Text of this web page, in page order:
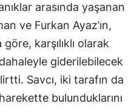
arasında yaşanan
ve Furkan Ayaz’ın,
karşılıklı olarak
giderilebilecek
Savcı, iki tarafın da
bulunduklarını